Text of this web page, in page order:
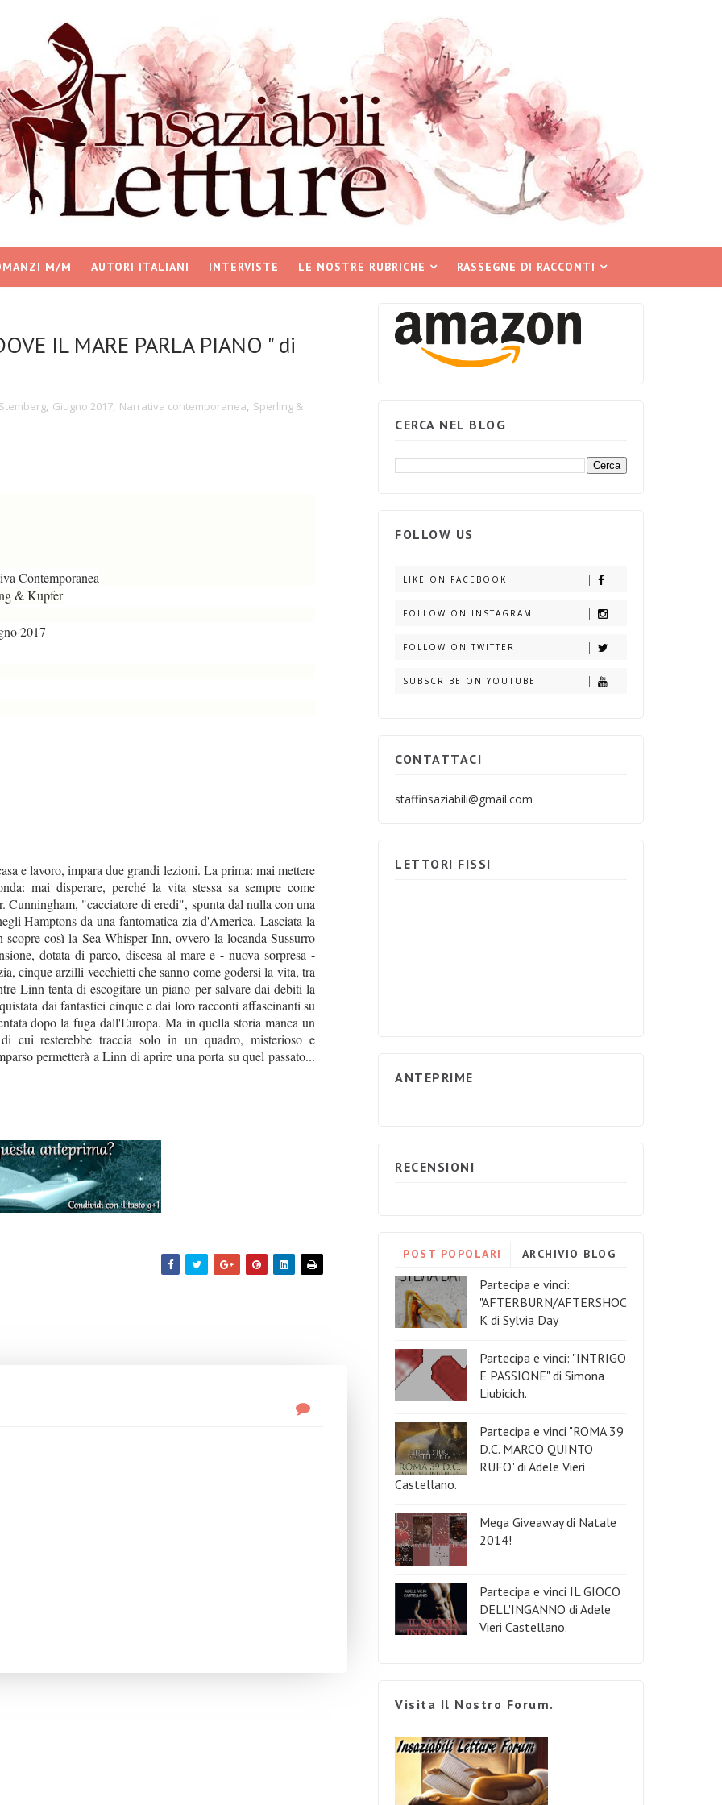
M/M AUTORI ITALIANI INTERVISTE LE NOSTRE RUBRICHE RASSEGNE DI RACCONTI
IL MARE PARLA PIANO " di
, Giugno 2017, Narrativa contemporanea, Sperling &
Contemporanea
& Kupfer
2017
e lavoro, impara due grandi lezioni. La prima: mai mettere
mai disperare, perché la vita stessa sa sempre come
"cacciatore di eredi", spunta dal nulla con una
Hamptons da una fantomatica zia d'America. Lasciata la
così la Sea Whisper Inn, ovvero la locanda Sussurro
dotata di parco, discesa al mare e - nuova sorpresa -
cinque arzilli vecchietti che sanno come godersi la vita, tra
Linn tenta di escogitare un piano per salvare dai debiti la
dai fantastici cinque e dai loro racconti affascinanti su
dopo la fuga dall'Europa. Ma in quella storia manca un
cui resterebbe traccia solo in un quadro, misterioso e
permetterà a Linn di aprire una porta su quel passato...
CERCA NEL BLOG
FOLLOW US
LIKE ON FACEBOOK
FOLLOW ON INSTAGRAM
FOLLOW ON TWITTER
SUBSCRIBE ON YOUTUBE
CONTATTACI
staffinsaziabili@gmail.com
LETTORI FISSI
ANTEPRIME
RECENSIONI
POST POPOLARI ARCHIVIO BLOG
Partecipa e vinci:
"AFTERBURN/AFTERSHOC
K di Sylvia Day
Partecipa e vinci: "INTRIGO
E PASSIONE" di Simona
Liubicich.
Partecipa e vinci "ROMA 39
D.C. MARCO QUINTO
RUFO" di Adele Vieri
Castellano.
Mega Giveaway di Natale
2014!
Partecipa e vinci IL GIOCO
DELL'INGANNO di Adele
Vieri Castellano.
Visita Il Nostro Forum.